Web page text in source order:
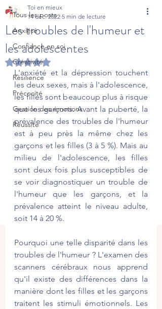
Tous les posts
Anxiété
Confiance en soi
Créativité
Résilience
Précocité
Gestion des émotions
Réussite
Les troubles de l'humeur et
les adolescentes
Toi en mieux
14 déc. 2022 5 min de lecture
Noté NaN étoiles sur 5.
L'anxiété et la dépression touchent
les deux sexes, mais à l'adolescence,
les filles sont beaucoup plus à risque
que les garçons. Avant la puberté, la
prévalence des troubles de l'humeur
est à peu près la même chez les
garçons et les filles (3 à 5 %). Mais au
milieu de l'adolescence, les filles
sont deux fois plus susceptibles de
se voir diagnostiquer un trouble de
l'humeur que les garçons, et la
prévalence atteint le niveau adulte,
soit 14 à 20 %.
Pourquoi une telle disparité dans les
troubles de l'humeur ? L'examen des
scanners cérébraux nous apprend
qu'il existe des différences dans la
manière dont les filles et les garçons
traitent les stimuli émotionnels. Les